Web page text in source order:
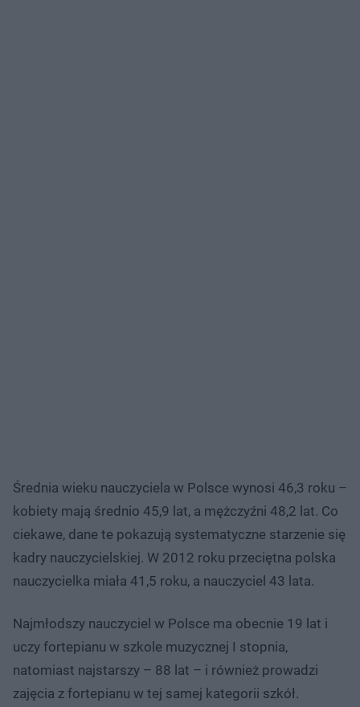
Średnia wieku nauczyciela w Polsce wynosi 46,3 roku –
kobiety mają średnio 45,9 lat, a mężczyźni 48,2 lat. Co
ciekawe, dane te pokazują systematyczne starzenie się
kadry nauczycielskiej. W 2012 roku przeciętna polska
nauczycielka miała 41,5 roku, a nauczyciel 43 lata.
Najmłodszy nauczyciel w Polsce ma obecnie 19 lat i
uczy fortepianu w szkole muzycznej I stopnia,
natomiast najstarszy – 88 lat – i również prowadzi
zajęcia z fortepianu w tej samej kategorii szkół.